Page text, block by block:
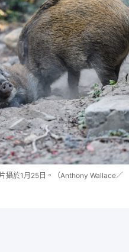
攝於1月25日。（Anthony Wallace／